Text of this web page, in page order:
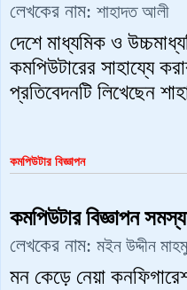
লেখকের নাম: শাহাদত আলী
দেশে মাধ্যমিক ও
কমপিউটারের সাহায্যে
প্রতিবেদনটি লিখেছেন
কমপিউটার বিজ্ঞাপন
কমপিউটার বিজ্ঞাপন
লেখকের নাম: মইন উদ্দীন
মন কেড়ে নেয়া